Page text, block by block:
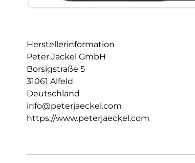
Herstellerinformation
Peter Jäckel GmbH
Borsigstraße 5
31061 Alfeld
Deutschland
info@peterjaeckel.com
https://www.peterjaeckel.com